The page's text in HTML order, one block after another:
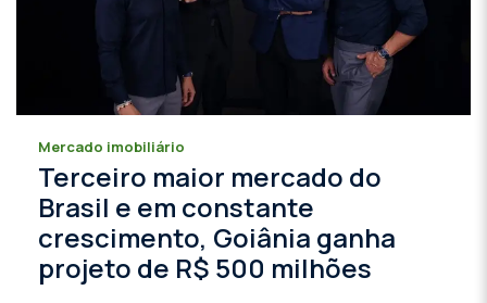
Mercado imobiliário
Terceiro maior mercado do
Brasil e em constante
crescimento, Goiânia ganha
projeto de R$ 500 milhões